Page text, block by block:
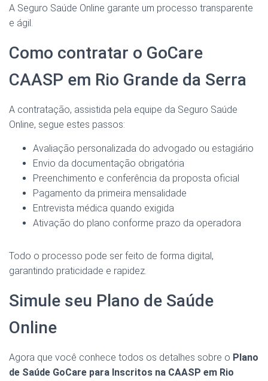
A Seguro Saúde Online garante um processo transparente
e ágil.
Como contratar o GoCare
CAASP em Rio Grande da Serra
A contratação, assistida pela equipe da Seguro Saúde
Online, segue estes passos:
Avaliação personalizada do advogado ou estagiário
Envio da documentação obrigatória
Preenchimento e conferência da proposta oficial
Pagamento da primeira mensalidade
Entrevista médica quando exigida
Ativação do plano conforme prazo da operadora
Todo o processo pode ser feito de forma digital,
garantindo praticidade e rapidez.
Simule seu Plano de Saúde
Online
Agora que você conhece todos os detalhes sobre o Plano
de Saúde GoCare para Inscritos na CAASP em Rio